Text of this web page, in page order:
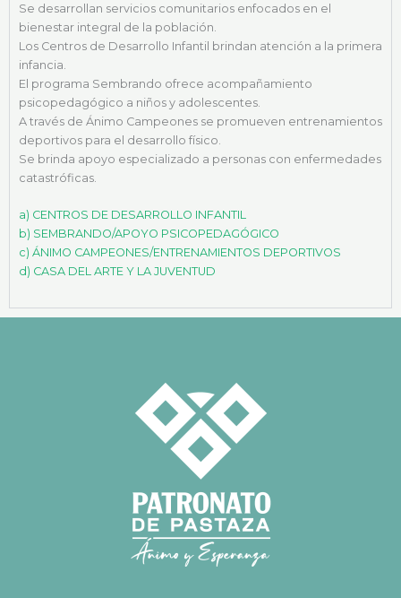
Se desarrollan servicios comunitarios enfocados en el
bienestar integral de la población.
Los Centros de Desarrollo Infantil brindan atención a la primera
infancia.
El programa Sembrando ofrece acompañamiento
psicopedagógico a niños y adolescentes.
A través de Ánimo Campeones se promueven entrenamientos
deportivos para el desarrollo físico.
Se brinda apoyo especializado a personas con enfermedades
catastróficas.
a) CENTROS DE DESARROLLO INFANTIL
b) SEMBRANDO/APOYO PSICOPEDAGÓGICO
c) ÁNIMO CAMPEONES/ENTRENAMIENTOS DEPORTIVOS
d) CASA DEL ARTE Y LA JUVENTUD